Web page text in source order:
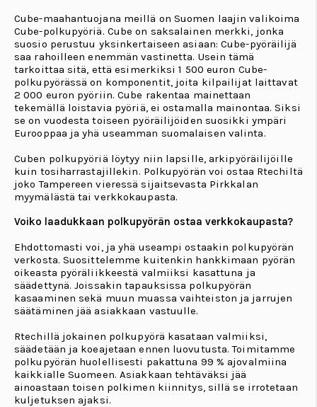
Cube-maahantuojana meillä on Suomen laajin valikoima
Cube-polkupyöriä. Cube on saksalainen merkki, jonka
suosio perustuu yksinkertaiseen asiaan: Cube-pyöräilijä
saa rahoilleen enemmän vastinetta. Usein tämä
tarkoittaa sitä, että esimerkiksi 1 500 euron Cube-
polkupyörässä on komponentit, joita kilpailijat laittavat
2 000 euron pyöriin. Cube rakentaa mainettaan
tekemällä loistavia pyöriä, ei ostamalla mainontaa. Siksi
se on vuodesta toiseen pyöräilijöiden suosikki ympäri
Eurooppaa ja yhä useamman suomalaisen valinta.
Cuben polkupyöriä löytyy niin lapsille, arkipyöräilijöille
kuin tosiharrastajillekin. Polkupyörän voi ostaa Rtechiltä
joko Tampereen vieressä sijaitsevasta Pirkkalan
myymälästä tai verkkokaupasta.
Voiko laadukkaan polkupyörän ostaa verkkokaupasta?
Ehdottomasti voi, ja yhä useampi ostaakin polkupyörän
verkosta. Suosittelemme kuitenkin hankkimaan pyörän
oikeasta pyöräliikkeestä valmiiksi kasattuna ja
säädettynä. Joissakin tapauksissa polkupyörän
kasaaminen sekä muun muassa vaihteiston ja jarrujen
säätäminen jää asiakkaan vastuulle.
Rtechillä jokainen polkupyörä kasataan valmiiksi,
säädetään ja koeajetaan ennen luovutusta. Toimitamme
polkupyörän huolellisesti pakattuna 99 % ajovalmiina
kaikkialle Suomeen. Asiakkaan tehtäväksi jää
ainoastaan toisen polkimen kiinnitys, sillä se irrotetaan
kuljetuksen ajaksi.